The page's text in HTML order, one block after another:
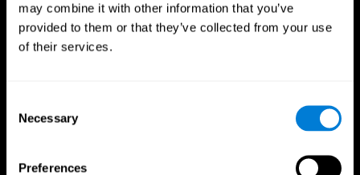
may combine it with other information that you’ve
provided to them or that they’ve collected from your use
of their services.
Selection
Necessary
Preferences